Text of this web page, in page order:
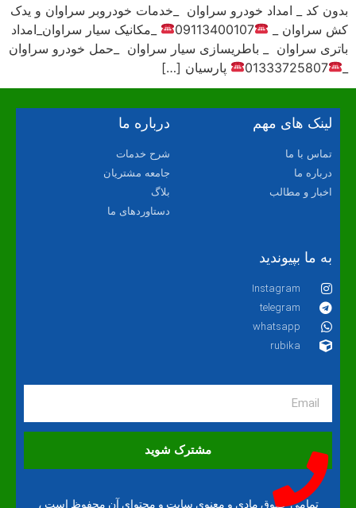
بدون کد _ امداد خودرو سراوان _خدمات خودروبر سراوان و یدک
کش سراوان _
09113400107
_مکانیک سیار سراوان_امداد
باتری سراوان _ باطریسازی سیار سراوان _حمل خودرو سراوان
01333725807 پارسیان […]
لینک های مهم
تماس با ما
درباره ما
اخبار و مطالب
درباره ما
شرح خدمات
جامعه مشتریان
بلاگ
دستاوردهای ما
به ما بپیوندید
Instagram
telegram
whatsapp
rubika
مشترک شوید
تمامی حقوق مادی و معنوی سایت و محتوای آن محفوظ است ،